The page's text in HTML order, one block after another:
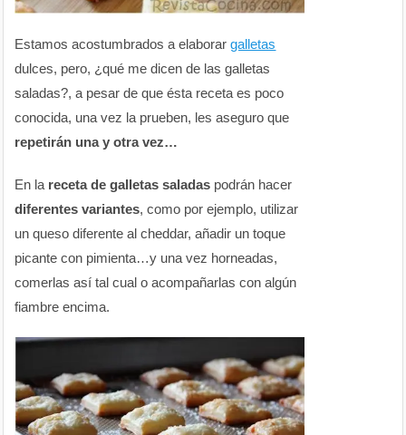
Estamos acostumbrados a elaborargalletas
dulces, pero, ¿qué me dicen de las galletas
saladas?, a pesar de que ésta receta es poco
conocida, una vez la prueben, les aseguro que
repetirán una y otra vez…
En la receta de galletas saladas podrán hacer
diferentes variantes, como por ejemplo, utilizar
un queso diferente al cheddar, añadir un toque
picante con pimienta…y una vez horneadas,
comerlas así tal cual o acompañarlas con algún
fiambre encima.